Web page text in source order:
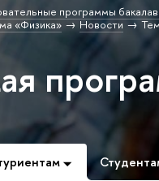
программы
«Физика» Новости